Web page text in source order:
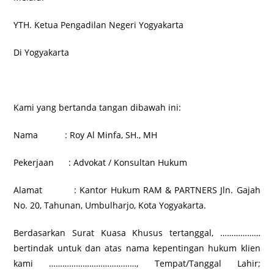
YTH. Ketua Pengadilan Negeri Yogyakarta
Di Yogyakarta
Kami yang bertanda tangan dibawah ini:
Nama : Roy Al Minfa, SH., MH
Pekerjaan : Advokat / Konsultan Hukum
Alamat : Kantor Hukum RAM & PARTNERS Jln. Gajah
No. 20, Tahunan, Umbulharjo, Kota Yogyakarta.
Berdasarkan Surat Kuasa Khusus tertanggal, ………………
bertindak untuk dan atas nama kepentingan hukum klien
kami …………………………………, Tempat/Tanggal Lahir;